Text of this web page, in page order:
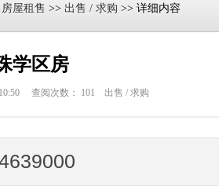
房屋租售 >> 出售 / 求购 >> 详细内容
学区房
查阅次数： 101 出售 / 求购